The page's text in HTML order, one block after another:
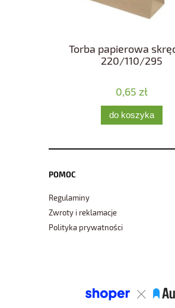
Torba papierowa
220/110/295
0,65 zł
do koszyka
POMOC
Regulaminy
Zwroty i reklamacje
Polityka prywatności